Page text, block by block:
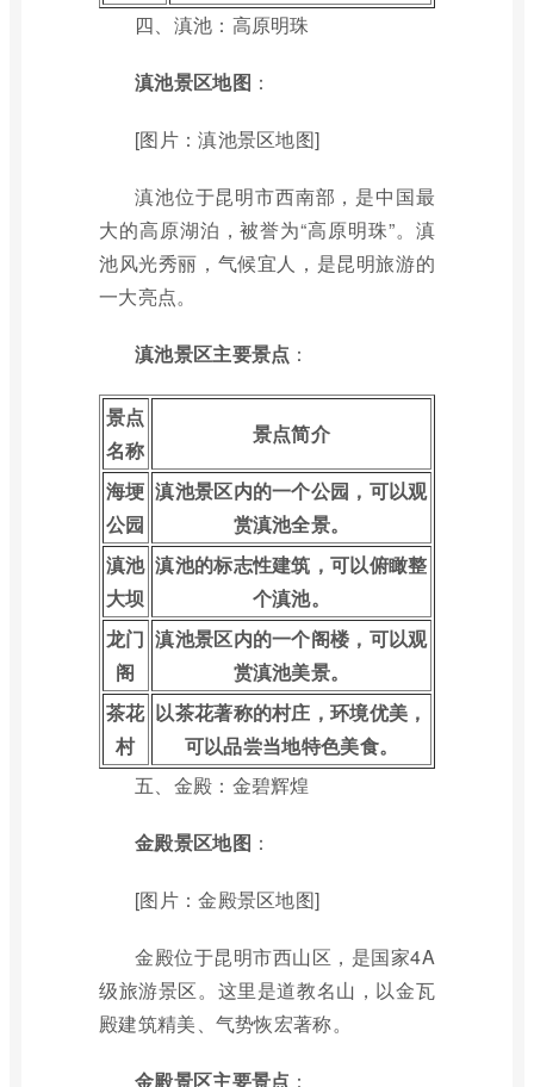
四、滇池：高原明珠
滇池景区地图 ：
[图片：滇池景区地图]
滇池位于昆明市西南部，是中国最
大的高原湖泊，被誉为“高原明珠”。滇
池风光秀丽，气候宜人，是昆明旅游的
一大亮点。
滇池景区主要景点 ：
景点
名称
景点简介
海埂
公园
滇池景区内的一个公园，可以观
赏滇池全景。
滇池
大坝
滇池的标志性建筑，可以俯瞰整
个滇池。
龙门
阁
滇池景区内的一个阁楼，可以观
赏滇池美景。
茶花
村
以茶花著称的村庄，环境优美，
可以品尝当地特色美食。
五、金殿：金碧辉煌
金殿景区地图 ：
[图片：金殿景区地图]
金殿位于昆明市西山区，是国家4A
级旅游景区。这里是道教名山，以金瓦
殿建筑精美、气势恢宏著称。
金殿景区主要景点 ：